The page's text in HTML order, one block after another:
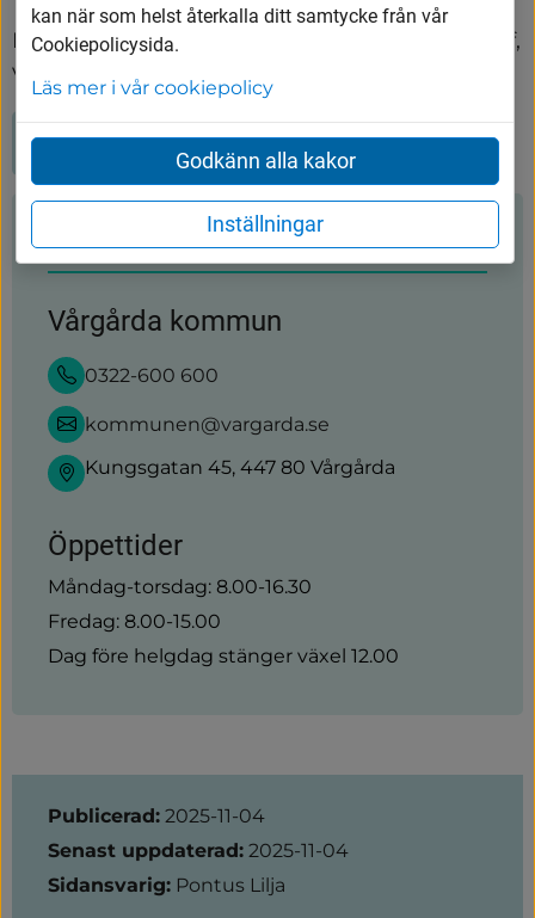
Media hänvisas till
, socialchef,
via kommunens växel
Frågor och svar - FAQ
Kontakt
Vårgårda kommun
0322-600 600
kommunen@vargarda.se
Kungsgatan 45, 447 80 Vårgårda
Öppettider
Måndag-torsdag: 8.00-16.30
Fredag: 8.00-15.00
Dag före helgdag stänger växel 12.00
Sidinformation
Publicerad: 2025-11-04
Senast uppdaterad: 2025-11-04
Sidansvarig: Pontus Lilja
kan när som helst återkalla ditt samtycke från vår
Cookiepolicysida.
Läs mer i vår cookiepolicy
Godkänn alla kakor
Inställningar